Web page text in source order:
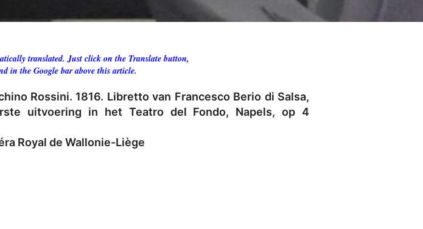
translated. Just click on the Translate button,
in the Google bar above this article.
Rossini. 1816. Libretto van Francesco Berio di Salsa,
uitvoering in het Teatro del Fondo, Napels, op 4
Royal de Wallonie-Liège